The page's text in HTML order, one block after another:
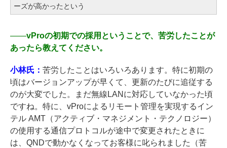
ーズが高かったという
――vProの初期での採用ということで、苦労したことが
あったら教えてください。
小林氏： 苦労したことはいろいろあります。特に初期の
頃はバージョンアップが早くて、更新のたびに追従する
のが大変でした。まだ無線LANに対応していなかった頃
ですね。特に、vProによるリモート管理を実現するイン
テル AMT（アクティブ・マネジメント・テクノロジー）
の使用する通信プロトコルが途中で変更されたときに
は、QNDで動かなくなってお客様に叱られました（苦